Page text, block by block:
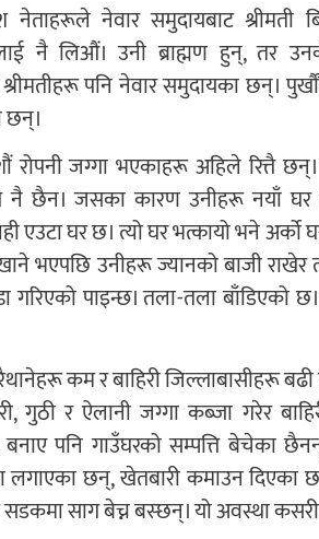
नेवार समुदायबाट श्रीमती
नै लिऔं। उनी ब्राह्मण हुन्, तर
पनि नेवार समुदायका छन्।
छन्।
रोपनी जग्गा भएकाहरू अहिले रित्तै
नै छैन। जसका कारण उनीहरू नयाँ
एउटा घर छ। त्यो घर भत्कायो भने
भएपछि उनीहरू ज्यानको बाजी राखेर
गरिएको पाइन्छ। तला-तला
कम र बाहिरी जिल्लाबासीहरू बढी
गुठी र ऐलानी जग्गा कब्जा गरेर
पनि गाउँघरको सम्पत्ति बेचेका
लगाएका छन्, खेतबारी कमाउन दिएका
साग बेच्न बस्छन्। यो अवस्था